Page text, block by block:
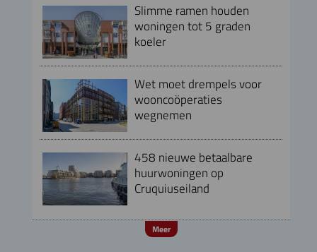
Slimme ramen houden
woningen tot 5 graden
koeler
Wet moet drempels voor
wooncoöperaties
wegnemen
458 nieuwe betaalbare
huurwoningen op
Cruquiuseiland
Meer